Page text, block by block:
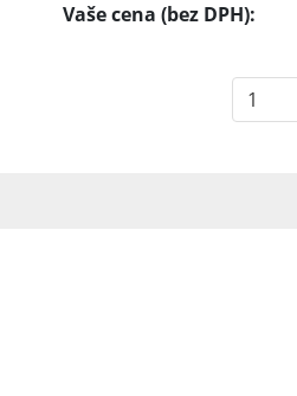
Vaše cena (bez DPH):